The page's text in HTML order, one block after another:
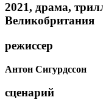
2021, драма,
Великобритания
режиссер
Антон Сигурдссон
сценарий